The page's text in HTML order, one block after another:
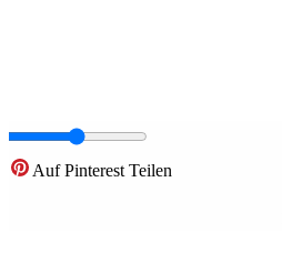
Auf Pinterest Teilen